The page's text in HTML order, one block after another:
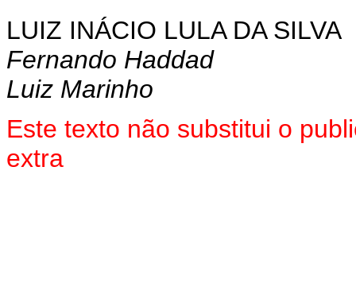
LUIZ INÁCIO LULA DA SILVA
Fernando Haddad
Luiz Marinho
Este texto não substitui o
extra